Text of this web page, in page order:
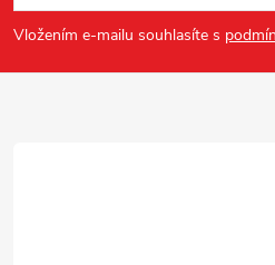
p
a
Vložením e-mailu souhlasíte s